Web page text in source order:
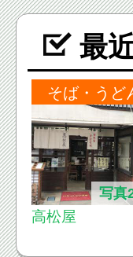
最
そば・うど
写真
高松屋